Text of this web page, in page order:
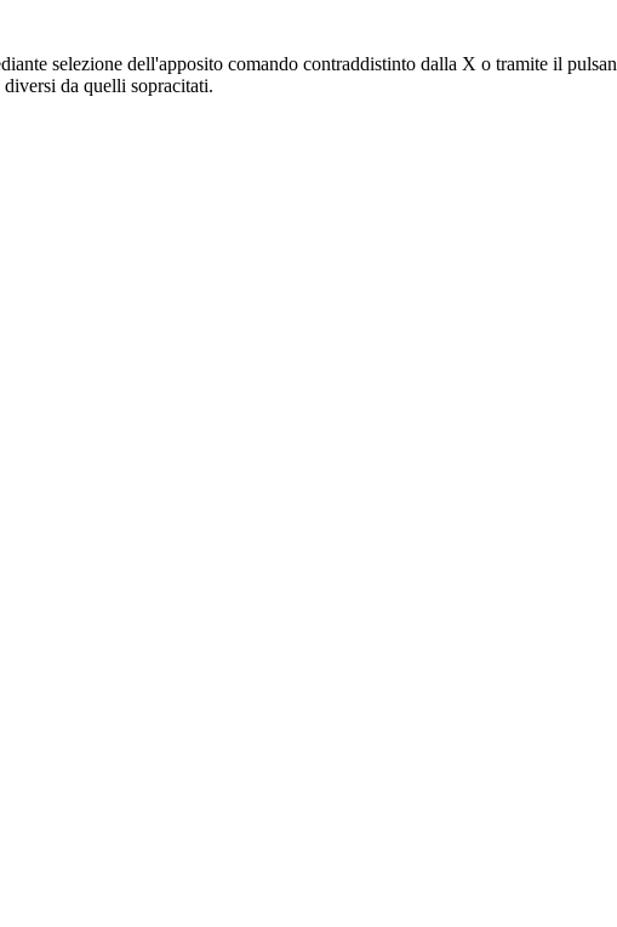
selezione dell'apposito comando contraddistinto dalla X o tramite il
da quelli sopracitati.